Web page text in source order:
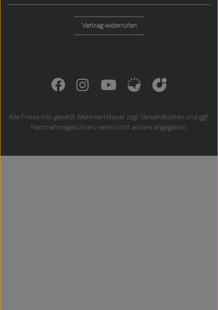
Vertrag widerrufen
Alle Preise inkl. gesetzl. Mehrwertsteuer zzgl. Versandkosten und ggf.
Nachnahmegebühren, wenn nicht anders angegeben.